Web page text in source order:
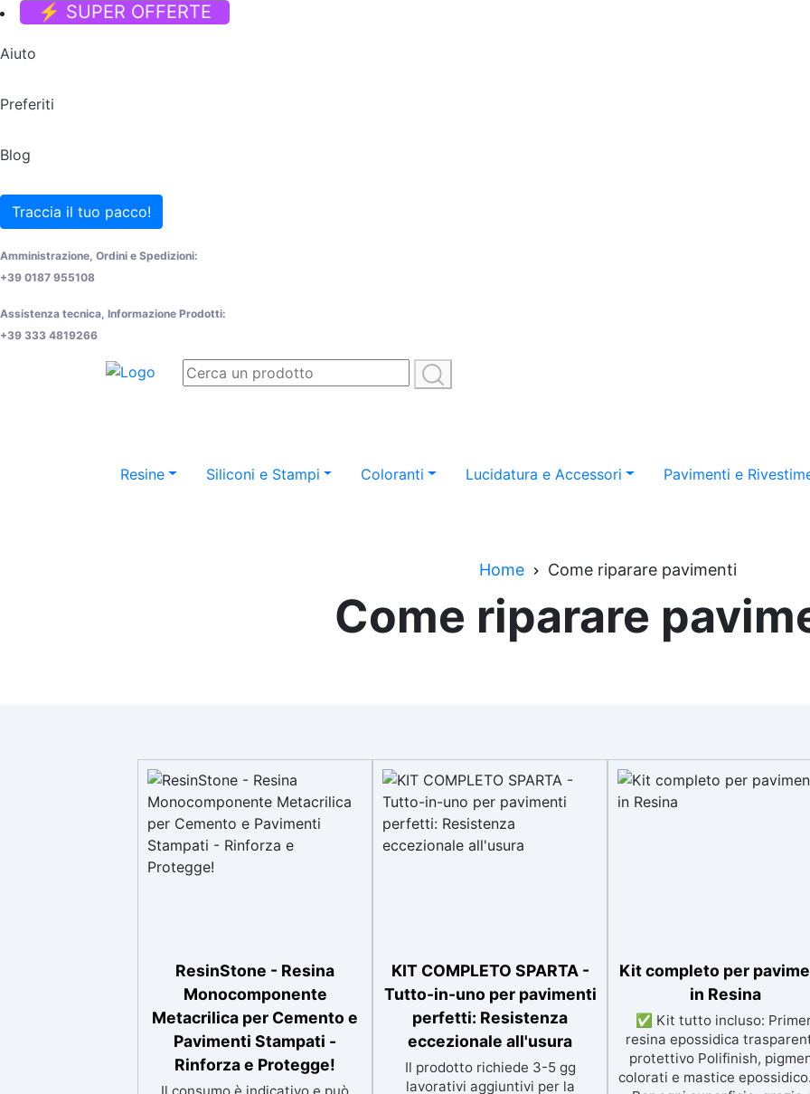
⚡ SUPER OFFERTE
Aiuto
Preferiti
Blog
Traccia il tuo pacco!
Amministrazione, Ordini e Spedizioni:
+39 0187 955108
Assistenza tecnica, Informazione Prodotti:
+39 333 4819266
Resine Siliconi e Stampi Coloranti Lucidatura e Accessori Pavimenti e
Home Come riparare pavimenti
Come riparare
ResinStone - Resina
Monocomponente
Metacrilica per Cemento e
Pavimenti Stampati -
Rinforza e Protegge!
KIT COMPLETO SPARTA -
Tutto-in-uno per pavimenti
perfetti: Resistenza
eccezionale all'usura
Il prodotto richiede 3-5 gg
lavorativi aggiuntivi per la
Kit completo per
in Resina
✅ Kit tutto incluso:
resina epossidica
protettivo Polifinish,
colorati e mastice